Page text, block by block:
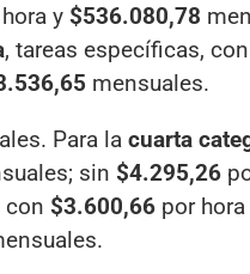
y $536.080,78
, tareas específicas, con
mensuales.
Para la cuarta
sin $4.295,26
con $3.600,66 por hora